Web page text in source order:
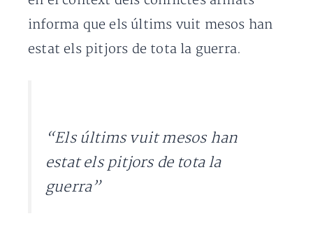
informa que els últims vuit mesos han
estat els pitjors de tota la guerra.
“Els últims vuit mesos han
estat els pitjors de tota la
guerra”